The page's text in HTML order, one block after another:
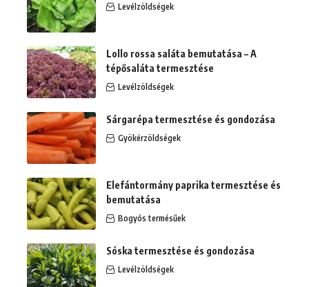
Levélzöldségek
Lollo rossa saláta bemutatása – A
tépősaláta termesztése
Levélzöldségek
Sárgarépa termesztése és gondozása
Gyökérzöldségek
Elefántormány paprika termesztése és
bemutatása
Bogyós termésűek
Sóska termesztése és gondozása
Levélzöldségek